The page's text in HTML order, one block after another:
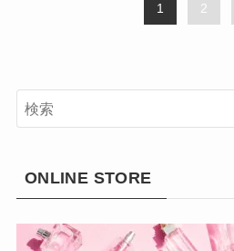
1 2
ONLINE STORE